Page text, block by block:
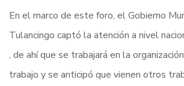
En el marco de este foro, el Gobierno
Tulancingo captó la atención a nivel
, de ahí que se trabajará en la
trabajo y se anticipó que vienen otros